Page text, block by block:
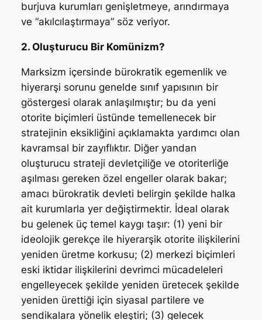
burjuva kurumları genişletmeye, arındırmaya
ve “akılcılaştırmaya” söz veriyor.
2. Oluşturucu Bir Komünizm?
Marksizm içersinde bürokratik egemenlik ve
hiyerarşi sorunu genelde sınıf yapısının bir
göstergesi olarak anlaşılmıştır; bu da yeni
otorite biçimleri üstünde temellenecek bir
stratejinin eksikliğini açıklamakta yardımcı olan
kavramsal bir zayıflıktır. Diğer yandan
oluşturucu strateji devletçiliğe ve otoriterliğe
aşılması gereken özel engeller olarak bakar;
amacı bürokratik devleti belirgin şekilde halka
ait kurumlarla yer değiştirmektir. İdeal olarak
bu gelenek üç temel kaygı taşır: (1) yeni bir
ideolojik gerekçe ile hiyerarşik otorite ilişkilerini
yeniden üretme korkusu; (2) merkezi biçimleri
eski iktidar ilişkilerini devrimci mücadeleleri
engelleyecek şekilde yeniden üretecek şekilde
yeniden ürettiği için siyasal partilere ve
sendikalara yönelik eleştiri; (3) gelecek